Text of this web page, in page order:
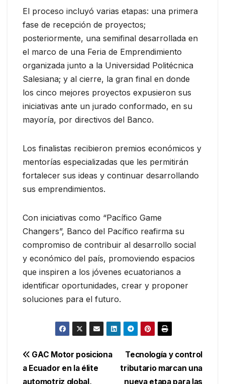
El proceso incluyó varias etapas: una primera
fase de recepción de proyectos;
posteriormente, una semifinal desarrollada en
el marco de una Feria de Emprendimiento
organizada junto a la Universidad Politécnica
Salesiana; y al cierre, la gran final en donde
los cinco mejores proyectos expusieron sus
iniciativas ante un jurado conformado, en su
mayoría, por directivos del Banco.
Los finalistas recibieron premios económicos y
mentorías especializadas que les permitirán
fortalecer sus ideas y continuar desarrollando
sus emprendimientos.
Con iniciativas como “Pacífico Game
Changers”, Banco del Pacífico reafirma su
compromiso de contribuir al desarrollo social
y económico del país, promoviendo espacios
que inspiren a los jóvenes ecuatorianos a
identificar oportunidades, crear y proponer
soluciones para el futuro.
Navegación
de
Tecnología y control
tributario marcan una
nueva etapa para las
GAC Motor posiciona
a Ecuador en la élite
automotriz global,